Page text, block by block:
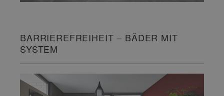
BARRIEREFREIHEIT – BÄDER MIT
SYSTEM